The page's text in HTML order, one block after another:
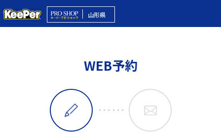
山形県
WEB予約